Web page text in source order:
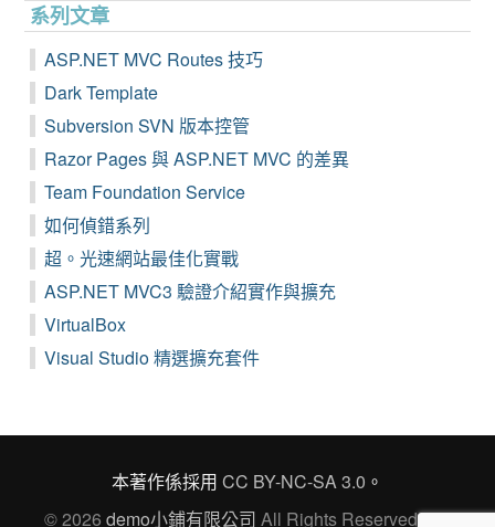
系列文章
ASP.NET MVC Routes 技巧
Dark Template
Subversion SVN 版本控管
Razor Pages 與 ASP.NET MVC 的差異
Team Foundation Service
如何偵錯系列
超。光速網站最佳化實戰
ASP.NET MVC3 驗證介紹實作與擴充
VirtualBox
Visual Studio 精選擴充套件
本著作係採用 CC BY-NC-SA 3.0 。
© 2026 demo小鋪有限公司 All Rights Reserved Ver.